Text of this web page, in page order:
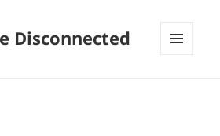
Disconnected